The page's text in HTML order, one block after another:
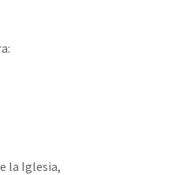
la Iglesia,